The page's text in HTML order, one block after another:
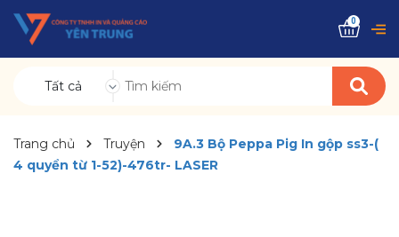
Tất cả
0
Trang chủ Truyện
9A.3 Bộ Peppa Pig In gộp ss3-(
4 quyển từ 1-52)-476tr- LASER